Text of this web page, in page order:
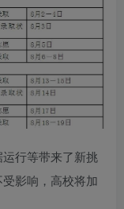
行等带来了新挑
影响，高校将加